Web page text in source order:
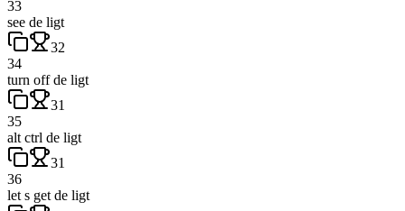
33
see de ligt
32
34
turn off de ligt
31
35
alt ctrl de ligt
31
36
let s get de ligt